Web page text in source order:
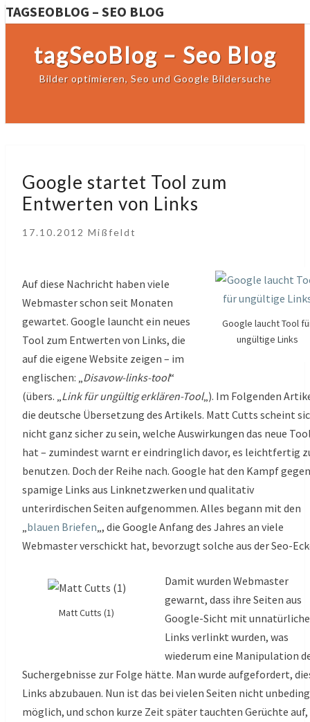
TAGSEOBLOG – SEO BLOG
tagSeoBlog – Seo Blog
Bilder optimieren, Seo und Google Bildersuche
startet
Tool
Entwerten
Links
Google startet Tool zum
Entwerten von Links
17.10.2012 Mißfeldt
Google laucht Tool
ungültige Links
Auf diese Nachricht haben viele
Webmaster schon seit Monaten
gewartet. Google launcht ein neues
Tool zum Entwerten von Links, die
auf die eigene Website zeigen – im
englischen: „ Disavow-links-tool“
(übers. „ Link für ungültig erklären-Tool„). Im Folgenden
die deutsche Übersetzung des Artikels. Matt Cutts scheint
nicht ganz sicher zu sein, welche Auswirkungen das neue
hat – zumindest warnt er eindringlich davor, es leichtfertig
benutzen. Doch der Reihe nach. Google hat den Kampf gegen
spamige Links aus Linknetzwerken und qualitativ
unterirdischen Seiten aufgenommen. Alles begann mit den
blauen Briefen „, die Google Anfang des Jahres an viele
Webmaster verschickt hat, bevorzugt solche aus der Seo-
Matt Cutts (1)
Damit wurden Webmaster
gewarnt, dass ihre Seiten aus
Google-Sicht mit
Links verlinkt wurden, was
wiederum eine Manipulation
Suchergebnisse zur Folge hätte. Man wurde aufgefordert,
Links abzubauen. Nun ist das bei vielen Seiten nicht
möglich, und schon kurze Zeit später tauchten Gerüchte auf,